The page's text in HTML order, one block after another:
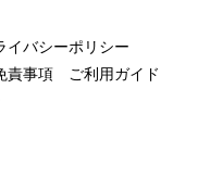
イバシーポリシー
責事項
ご利用ガイド